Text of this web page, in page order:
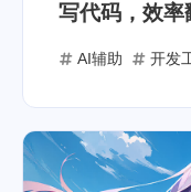
写代码，效率
AI辅助 开发